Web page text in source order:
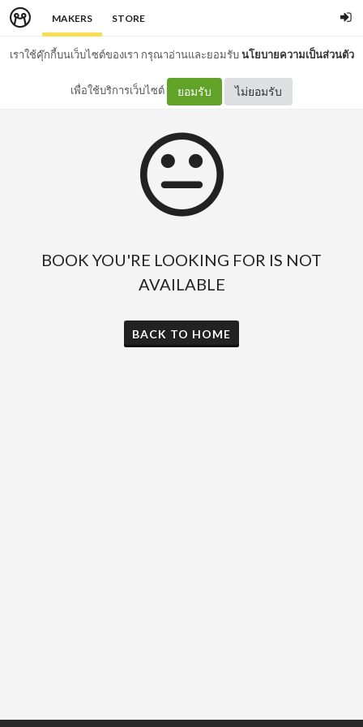
MAKERS STORE
เราใช้คุ๊กกี้บนเว็บไซต์ของเรา กรุณาอ่านและยอมรับนโยบายความเป็นส่วนตัว
เพื่อใช้บริการเว็บไซต์ ยอมรับ ไม่ยอมรับ
BOOK YOU'RE LOOKING FOR IS NOT
AVAILABLE
BACK TO HOME